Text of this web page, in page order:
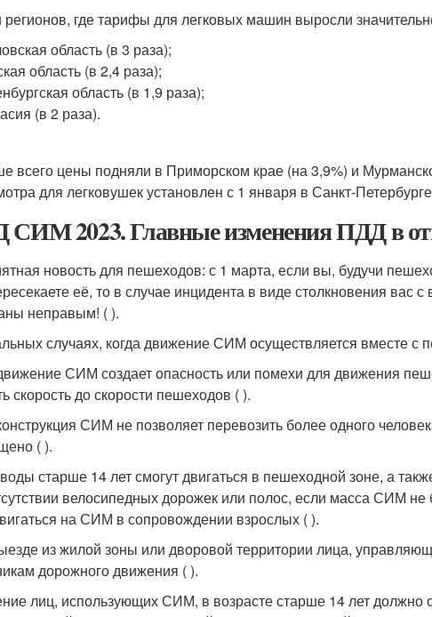
где тарифы для легковых машин выросли
область (в 3 раза);
область (в 2,4 раза);
область (в 1,9 раза);
(в 2 раза).
всего цены подняли в Приморском крае (на 3,9%) и
для легковушек установлен с 1 января в Санкт-
2023. Главные изменения ПДД в
новость для пешеходов: с 1 марта, если вы, будучи
её, то в случае инцидента в виде столкновения вас
неправым! ( ).
случаях, когда движение СИМ осуществляется вместе с
СИМ создает опасность или помехи для движения
скорость до скорости пешеходов ( ).
СИМ не позволяет перевозить более одного
( ).
старше 14 лет смогут двигаться в пешеходной зоне, а
велосипедных дорожек или полос, если масса СИМ
на СИМ в сопровождении взрослых ( ).
из жилой зоны или дворовой территории лица,
дорожного движения ( ).
лиц, использующих СИМ, в возрасте старше 14 лет должно